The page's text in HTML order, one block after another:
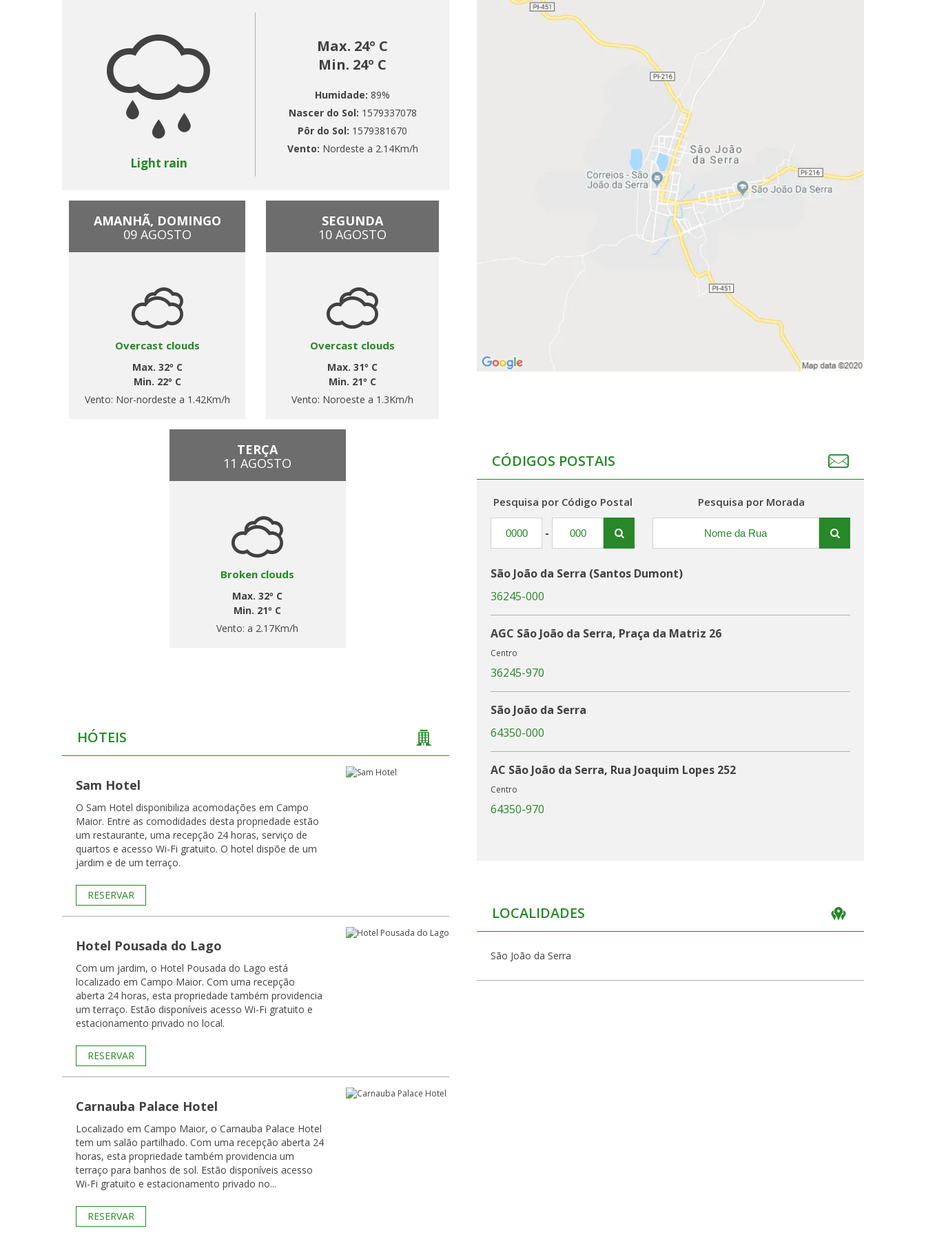
Light rain
Max. 24º C
Min. 24º C
Humidade: 89%
Nascer do Sol: 1579337078
Pôr do Sol: 1579381670
Vento: Nordeste a 2.14Km/h
AMANHÃ, DOMINGO
09 AGOSTO
Overcast clouds
Max. 32º C
Min. 22º C
Vento: Nor-nordeste a 1.42Km/h
SEGUNDA
10 AGOSTO
Overcast clouds
Max. 31º C
Min. 21º C
Vento: Noroeste a 1.3Km/h
TERÇA
11 AGOSTO
Broken clouds
Max. 32º C
Min. 21º C
Vento: a 2.17Km/h
HÓTEIS
Sam Hotel
O Sam Hotel disponibiliza acomodações em Campo
Maior. Entre as comodidades desta propriedade estão
um restaurante, uma recepção 24 horas, serviço de
quartos e acesso Wi-Fi gratuito. O hotel dispõe de um
jardim e de um terraço.
RESERVAR
Hotel Pousada do Lago
Com um jardim, o Hotel Pousada do Lago está
localizado em Campo Maior. Com uma recepção
aberta 24 horas, esta propriedade também providencia
um terraço. Estão disponíveis acesso Wi-Fi gratuito e
estacionamento privado no local.
RESERVAR
Carnauba Palace Hotel
Localizado em Campo Maior, o Carnauba Palace Hotel
tem um salão partilhado. Com uma recepção aberta 24
horas, esta propriedade também providencia um
terraço para banhos de sol. Estão disponíveis acesso
Wi-Fi gratuito e estacionamento privado no...
RESERVAR
CÓDIGOS POSTAIS
Pesquisa por Código Postal
-
Pesquisa por Morada
São João da Serra (Santos Dumont)
36245-000
AGC São João da Serra, Praça da Matriz 26
Centro
36245-970
São João da Serra
64350-000
AC São João da Serra, Rua Joaquim Lopes 252
Centro
64350-970
LOCALIDADES
São João da Serra